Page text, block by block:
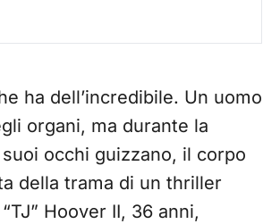
ha dell’incredibile. Un uomo
organi, ma durante la
occhi guizzano, il corpo
della trama di un thriller
Hoover II, 36 anni,